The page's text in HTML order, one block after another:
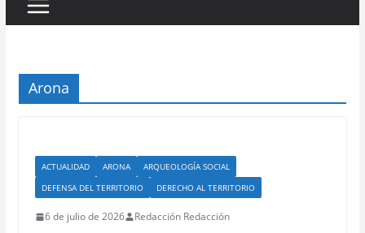
Arona
ACTUALIDAD ARONA
ARQUEOLOGÍA SOCIAL
DEFENSA DEL TERRITORIO
DERECHO AL TERRITORIO
6 de julio de 2026 Redacción Redacción